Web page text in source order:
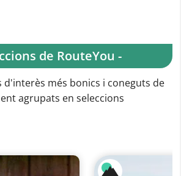
de RouteYou -
d'interès més bonics i coneguts de
agrupats en seleccions